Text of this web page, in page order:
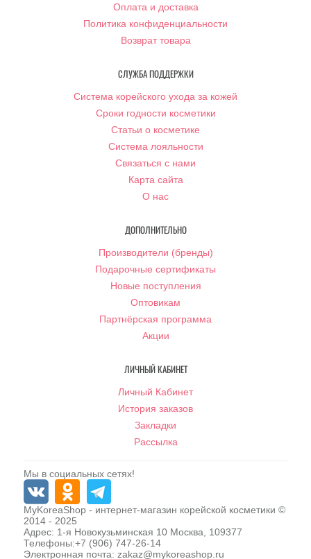
Оплата и доставка
Политика конфиденциальности
Возврат товара
СЛУЖБА ПОДДЕРЖКИ
Система корейского ухода за кожей
Сроки годности косметики
Статьи о косметике
Система лояльности
Связаться с нами
Карта сайта
О нас
ДОПОЛНИТЕЛЬНО
Производители (бренды)
Подарочные сертификаты
Новые поступления
Оптовикам
Партнёрская программа
Акции
ЛИЧНЫЙ КАБИНЕТ
Личный Кабинет
История заказов
Закладки
Рассылка
Мы в социальных сетях!
MyKoreaShop - интернет-магазин корейской косметики ©
2014 - 2025
Адрес: 1-я Новокузьминская 10 Москва
109377
Телефоны:+7 (906) 747-26-14
Электронная почта: zakaz@mykoreashop.ru